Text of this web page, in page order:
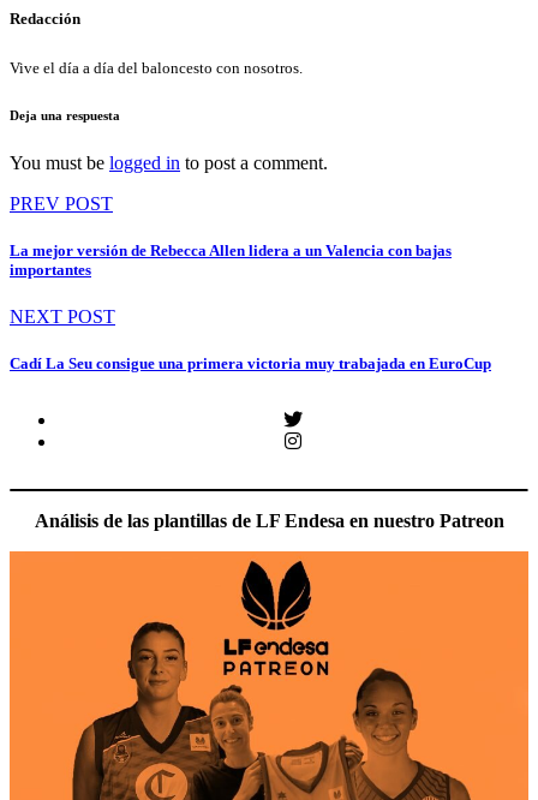
Redacción
Vive el día a día del baloncesto con nosotros.
Deja una respuesta
You must be logged in to post a comment.
Navegación
de
entradas
PREV POST
La mejor versión de Rebecca Allen lidera a un Valencia con bajas
importantes
NEXT POST
Cadí La Seu consigue una primera victoria muy trabajada en EuroCup
Twitter
Instagram
Análisis de las plantillas de LF Endesa en nuestro Patreon